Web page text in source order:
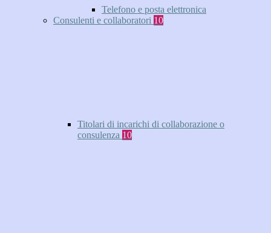
Telefono e posta elettronica
Consulenti e collaboratori 10
Titolari di incarichi di collaborazione o
consulenza 10